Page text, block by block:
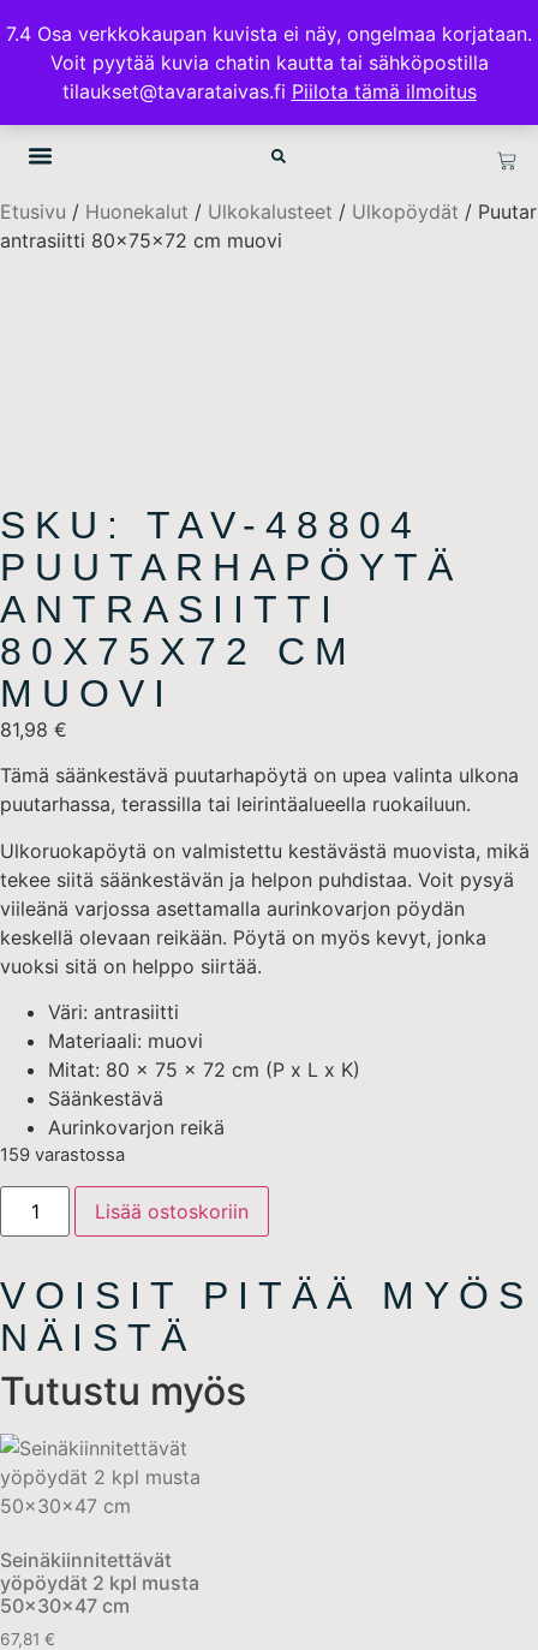
7.4 Osa verkkokaupan kuvista ei näy, ongelmaa korjataan.
Voit pyytää kuvia chatin kautta tai sähköpostilla
tilaukset@tavarataivas.fi Piilota tämä ilmoitus
ILMAINEN TOIMITUS 100€ TILAUKSISSA
TAVARATAIVAS.FI
Etusivu / Huonekalut / Ulkokalusteet / Ulkopöydät /
antrasiitti 80x75x72 cm muovi
SKU: TAV-48804
PUUTARHAPÖYTÄ
ANTRASIITTI
80X75X72 CM
MUOVI
81,98 €
Tämä säänkestävä puutarhapöytä on upea valinta ulkona
puutarhassa, terassilla tai leirintäalueella ruokailuun.
Ulkoruokapöytä on valmistettu kestävästä muovista, mikä
tekee siitä säänkestävän ja helpon puhdistaa. Voit pysyä
viileänä varjossa asettamalla aurinkovarjon pöydän
keskellä olevaan reikään. Pöytä on myös kevyt, jonka
vuoksi sitä on helppo siirtää.
Väri: antrasiitti
Materiaali: muovi
Mitat: 80 x 75 x 72 cm (P x L x K)
Säänkestävä
Aurinkovarjon reikä
159 varastossa
Lisää ostoskoriin
VOISIT PITÄÄ MYÖS
NÄISTÄ
Tutustu myös
Seinäkiinnitettävät
yöpöydät 2 kpl musta
50x30x47 cm
67,81 €